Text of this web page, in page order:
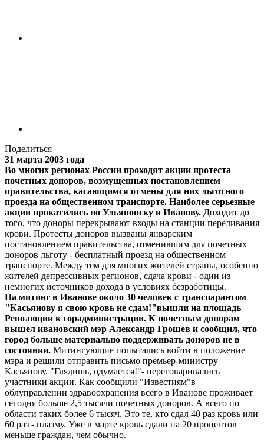
Поделиться
31 марта 2003 года
Во многих регионах России проходят акции протеста
почетных доноров, возмущенных постановлением
правительства, касающимся отмены для них льготного
проезда на общественном транспорте. Наиболее серьезные
акции прокатились по Ульяновску и Иванову. Доходит до
того, что доноры перекрывают входы на станции переливания
крови. Протесты доноров вызваны январским
постановлением правительства, отменившим для почетных
доноров льготу - бесплатный проезд на общественном
транспорте. Между тем для многих жителей страны, особенно
жителей депрессивных регионов, сдача крови - один из
немногих источников дохода в условиях безработицы.
На митинг в Иванове около 30 человек с транспарантом
"Касьянову я свою кровь не сдам!"вышли на площадь
Революции к горадминистрации. К почетным донорам
вышел ивановский мэр Александр Грошев и сообщил, что
город больше материально поддерживать доноров не в
состоянии. Митингующие попытались войти в положение
мэра и решили отправить письмо премьер-министру
Касьянову. "Глядишь, одумается!"- переговаривались
участники акции. Как сообщили "Известиям"в
облуправлении здравоохранения всего в Иванове проживает
сегодня больше 2,5 тысячи почетных доноров. А всего по
области таких более 6 тысяч. Это те, кто сдал 40 раз кровь или
60 раз - плазму. Уже в марте кровь сдали на 20 процентов
меньше граждан, чем обычно.